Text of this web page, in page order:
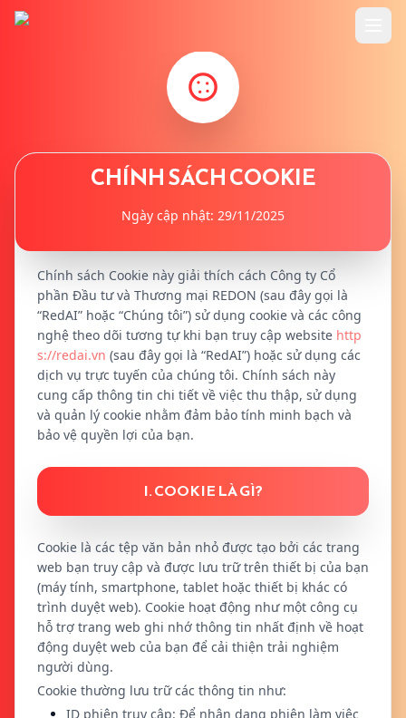
header.usecase
header.pricing
header.tutorials
common.blog
header.login
CHÍNH SÁCH COOKIE
Ngày cập nhật: 29/11/2025
Chính sách Cookie này giải thích cách Công ty Cổ
phần Đầu tư và Thương mại REDON (sau đây gọi là
“RedAI” hoặc “Chúng tôi”) sử dụng cookie và các công
nghệ theo dõi tương tự khi bạn truy cập website http
s://redai.vn (sau đây gọi là “RedAI”) hoặc sử dụng các
dịch vụ trực tuyến của chúng tôi. Chính sách này
cung cấp thông tin chi tiết về việc thu thập, sử dụng
và quản lý cookie nhằm đảm bảo tính minh bạch và
bảo vệ quyền lợi của bạn.
I. COOKIE LÀ GÌ?
Cookie là các tệp văn bản nhỏ được tạo bởi các trang
web bạn truy cập và được lưu trữ trên thiết bị của bạn
(máy tính, smartphone, tablet hoặc thiết bị khác có
trình duyệt web). Cookie hoạt động như một công cụ
hỗ trợ trang web ghi nhớ thông tin nhất định về hoạt
động duyệt web của bạn để cải thiện trải nghiệm
người dùng.
Cookie thường lưu trữ các thông tin như:
ID phiên truy cập: Để nhận dạng phiên làm việc